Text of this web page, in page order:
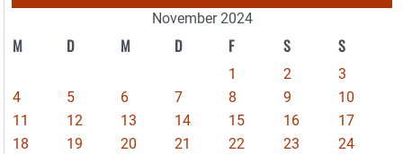
November 2024
M D M D F S S
1 2
3
4
5 6 7 8 9
10
11
12 13 14 15 16
17
18
19 20 21 22 23
24